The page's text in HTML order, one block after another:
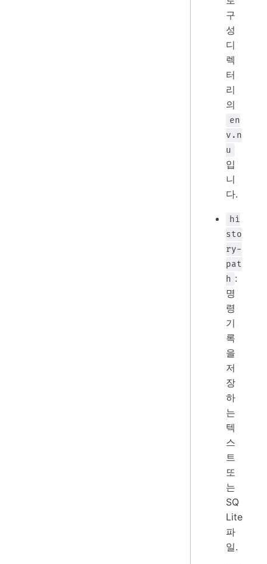
구
성
디
렉
터
리
의
en
v.n
u
입
니
다.
hi
sto
ry-
pat
h :
명
령
기
록
을
저
장
하
는
텍
스
트
또
는
SQ
Lite
파
일.